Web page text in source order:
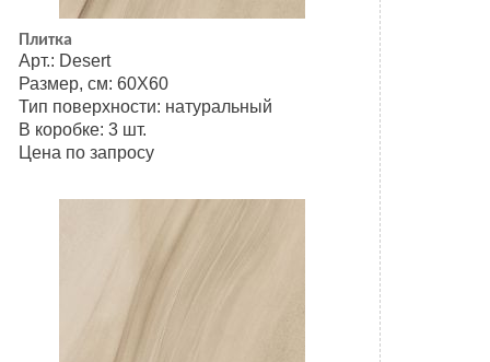
Плитка
Арт.: Desert
Размер, см: 60Х60
Тип поверхности: натуральный
В коробке: 3 шт.
Цена по запросу